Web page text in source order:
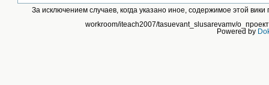
За исключением случаев, когда указано иное, содержимое этой
workroom/iteach2007/tasuevant_slusarevamv/
Powered by